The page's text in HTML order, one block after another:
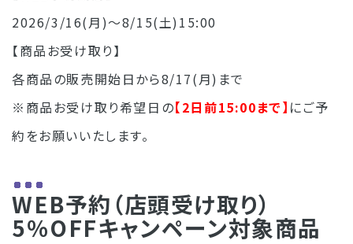
2026/3/16(月)～8/15(土)15:00
【商品お受け取り】
各商品の販売開始日から8/17(月)まで
※商品お受け取り希望日の【2日前15:00まで】 にご予
約をお願いいたします。
WEB予約（店頭受け取り）
5％OFFキャンペーン対象商品